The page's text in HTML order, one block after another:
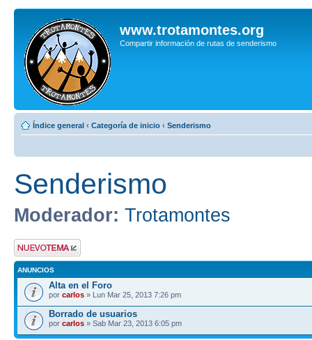
www.trotamontes.org
Compartir información de rutas de senderismo
Índice general ‹ Categoría de inicio ‹ Senderismo
Senderismo
Moderador: Trotamontes
Publicar un nuevo
tema
ANUNCIOS
Alta en el Foro
por carlos » Lun Mar 25, 2013 7:26 pm
Borrado de usuarios
por carlos » Sab Mar 23, 2013 6:05 pm